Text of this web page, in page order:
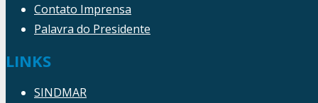
Contato Imprensa
Palavra do Presidente
LINKS
SINDMAR